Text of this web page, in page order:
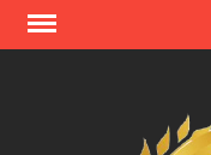
Skip